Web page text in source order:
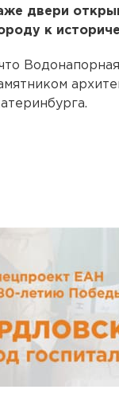
двери
к